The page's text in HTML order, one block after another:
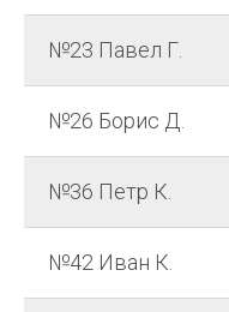
№23 Павел Г.
№26 Борис Д.
№36 Петр К.
№42 Иван К.